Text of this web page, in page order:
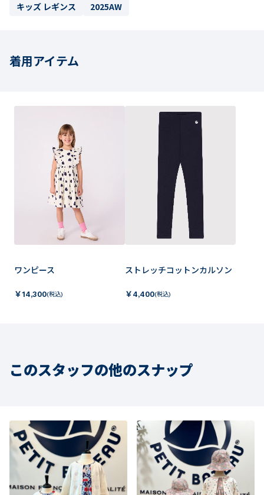
キッズ レギンス
2025AW
着用アイテム
ワンピース
￥14,300(税込)
ストレッチコットンカルソン
￥ 4,400(税込)
このスタッフの他のスナップ